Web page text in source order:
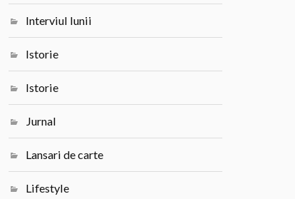
Interviul lunii
Istorie
Istorie
Jurnal
Lansari de carte
Lifestyle